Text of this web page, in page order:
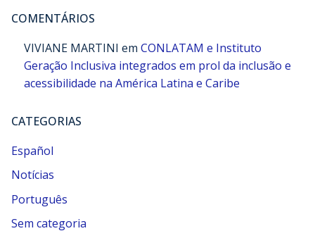
COMENTÁRIOS
VIVIANE MARTINI em CONLATAM e Instituto
Geração Inclusiva integrados em prol da inclusão e
acessibilidade na América Latina e Caribe
CATEGORIAS
Español
Notícias
Português
Sem categoria